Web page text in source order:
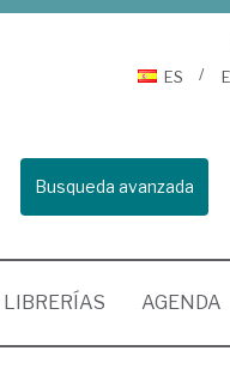
ES
Busqueda avanzada
LIBRERÍAS AGENDA